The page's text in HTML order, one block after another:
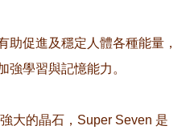
助促進及穩定人體各種能量，
強學習與記憶能力。
大的晶石，Super Seven 是